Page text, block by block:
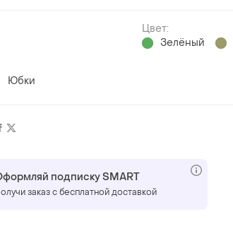
Цвет:
Зелёный
Юбки
подписку SMART
заказ с бесплатной доставкой